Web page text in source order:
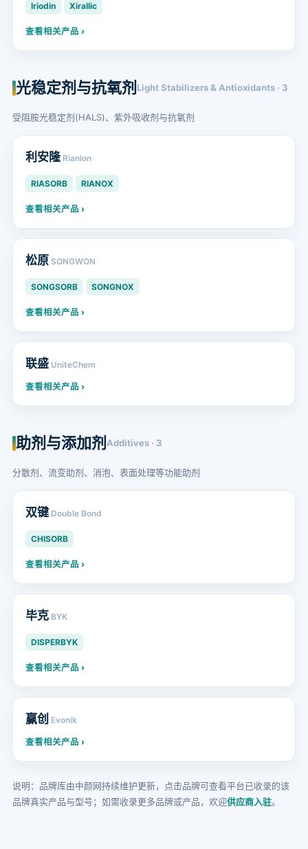
Iriodin Xirallic
查看相关产品 ›
光稳定剂与抗氧剂 Light Stabilizers & Antioxidants · 3
受阻胺光稳定剂(HALS)、紫外吸收剂与抗氧剂
利安隆 Rianlon
RIASORB RIANOX
查看相关产品 ›
松原 SONGWON
SONGSORB SONGNOX
查看相关产品 ›
联盛 UniteChem
查看相关产品 ›
助剂与添加剂 Additives · 3
分散剂、流变助剂、消泡、表面处理等功能助剂
双键 Double Bond
CHISORB
查看相关产品 ›
毕克 BYK
DISPERBYK
查看相关产品 ›
赢创 Evonik
查看相关产品 ›
说明：品牌库由中颜网持续维护更新，点击品牌可查看平台已收录的该
品牌真实产品与型号；如需收录更多品牌或产品，欢迎供应商入驻。